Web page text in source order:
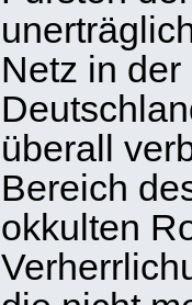
Netz in
überall
Bereich
okkulten